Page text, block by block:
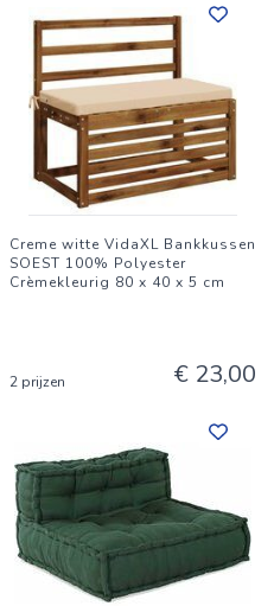
Creme witte VidaXL Bankkussen
SOEST 100% Polyester
Crèmekleurig 80 x 40 x 5 cm
2 prijzen € 23,00